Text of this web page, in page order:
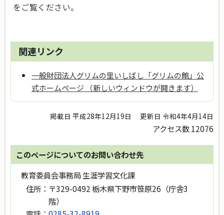
をご覧ください。
関連リンク
一般財団法人グリムの里いしばし「グリムの館」公
式ホームページ （新しいウィンドウが開きます）
掲載日 平成28年12月19日 更新日 令和4年4月14日
アクセス数12076
このページについてのお問い合わせ先
教育委員会事務局 生涯学習文化課
住所： 〒329-0492 栃木県下野市笹原26（庁舎3
階）